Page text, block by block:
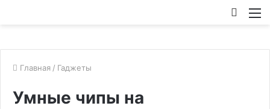
Главная / Гаджеты
Умные чипы на